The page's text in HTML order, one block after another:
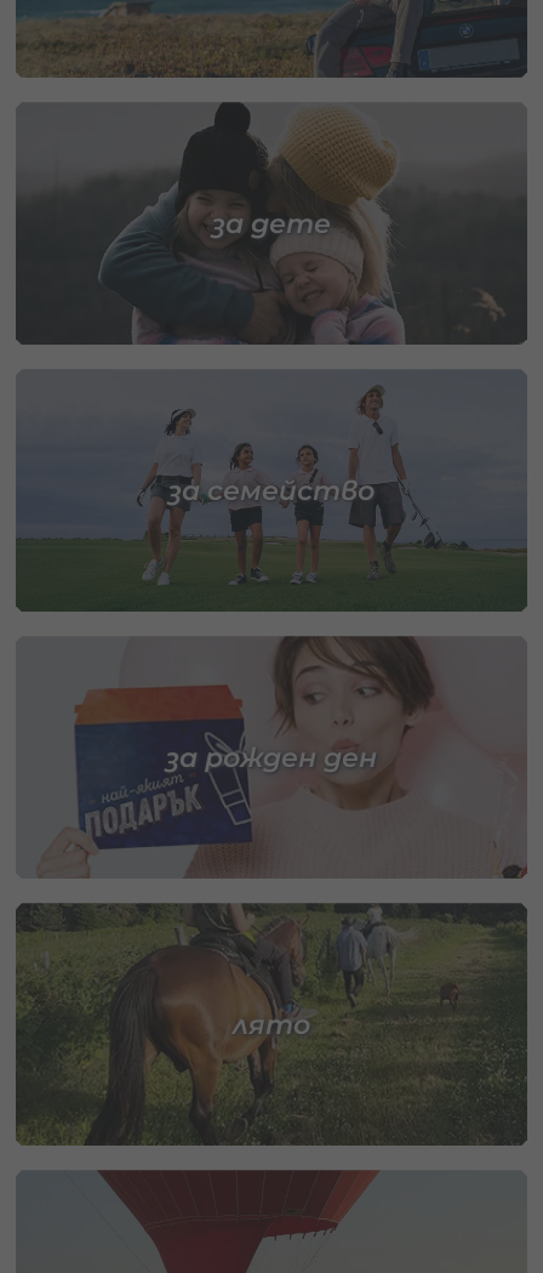
за дете
за семейство
за рожден ден
лято